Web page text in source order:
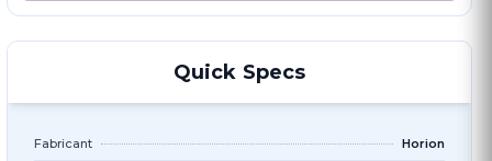
Quick Specs
Fabricant Horion